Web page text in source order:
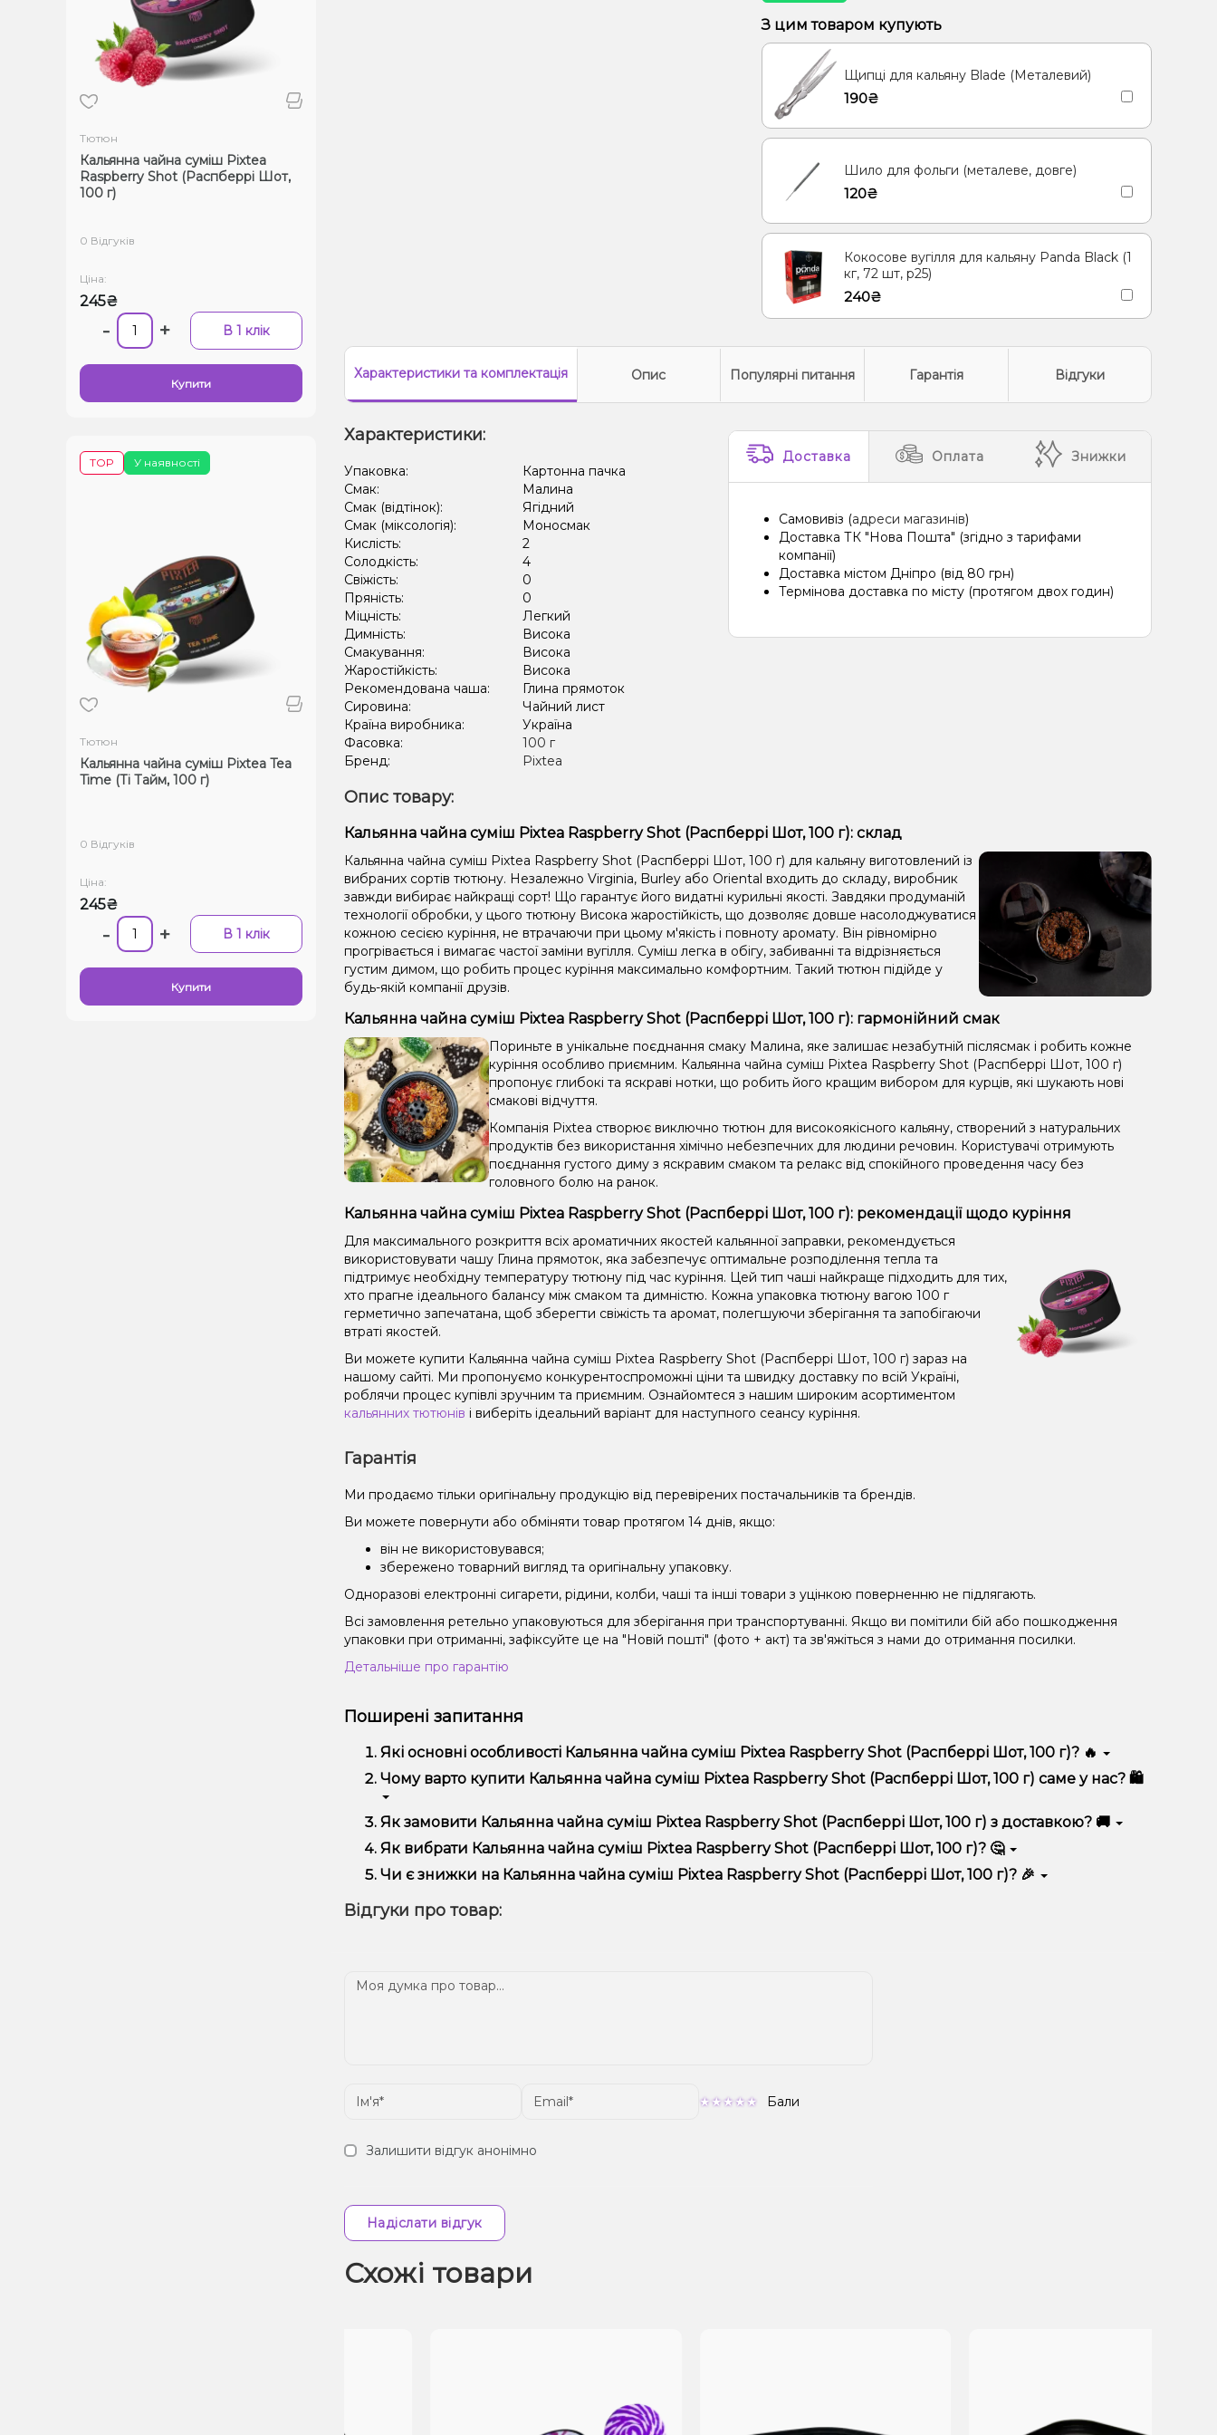
Тютюн
Кальянна чайна суміш Pixtea
Raspberry Shot (Распберрі Шот,
100 г)
0 Відгуків
Ціна:
245₴
- + В 1 клік
Купити
У наявності
TOP
Тютюн
Кальянна чайна суміш Pixtea Tea
Time (Ті Тайм, 100 г)
0 Відгуків
Ціна:
245₴
- + В 1 клік
Купити
З цим товаром купують
Щипці для кальяну Blade (Металевий)
190₴
Шило для фольги (металеве, довге)
120₴
Кокосове вугілля для кальяну Panda Black (1
кг, 72 шт, р25)
240₴
Характеристикита комплектація Опис Популярні питання Гарантія Відгуки
Характеристики:
Упаковка:
Картонна пачка
Смак:
Малина
Смак (відтінок):
Ягідний
Смак (міксологія):
Моносмак
Кислість:
2
Солодкість:
4
Свіжість:
0
Пряність:
0
Міцність:
Легкий
Димність:
Висока
Смакування:
Висока
Жаростійкість:
Висока
Рекомендована чаша:
Глина прямоток
Сировина:
Чайний лист
Країна виробника:
Україна
Фасовка:
100 г
Бренд:
Pixtea
Доставка Оплата Знижки
Самовивіз (адреси магазинів)
Доставка ТК "Нова Пошта" (згідно з тарифами
компанії)
Доставка містом Дніпро (від 80 грн)
Термінова доставка по місту (протягом двох годин)
Опис товару:
Кальянна чайна суміш Pixtea Raspberry Shot (Распберрі Шот, 100 г): склад
Кальянна чайна суміш Pixtea Raspberry Shot (Распберрі Шот, 100 г) для кальяну виготовлений із
вибраних сортів тютюну. Незалежно Virginia, Burley або Oriental входить до складу, виробник
завжди вибирає найкращі сорт! Що гарантує його видатні курильні якості. Завдяки продуманій
технології обробки, у цього тютюну Висока жаростійкість, що дозволяє довше насолоджуватися
кожною сесією куріння, не втрачаючи при цьому м'якість і повноту аромату. Він рівномірно
прогрівається і вимагає частої заміни вугілля. Суміш легка в обігу, забиванні та відрізняється
густим димом, що робить процес куріння максимально комфортним. Такий тютюн підійде у
будь-якій компанії друзів.
Кальянна чайна суміш Pixtea Raspberry Shot (Распберрі Шот, 100 г): гармонійний смак
Пориньте в унікальне поєднання смаку Малина, яке залишає незабутній післясмак і робить кожне
куріння особливо приємним. Кальянна чайна суміш Pixtea Raspberry Shot (Распберрі Шот, 100 г)
пропонує глибокі та яскраві нотки, що робить його кращим вибором для курців, які шукають нові
смакові відчуття.
Компанія Pixtea створює виключно тютюн для високоякісного кальяну, створений з натуральних
продуктів без використання хімічно небезпечних для людини речовин. Користувачі отримують
поєднання густого диму з яскравим смаком та релакс від спокійного проведення часу без
головного болю на ранок.
Кальянна чайна суміш Pixtea Raspberry Shot (Распберрі Шот, 100 г): рекомендації щодо куріння
Для максимального розкриття всіх ароматичних якостей кальянної заправки, рекомендується
використовувати чашу Глина прямоток, яка забезпечує оптимальне розподілення тепла та
підтримує необхідну температуру тютюну під час куріння. Цей тип чаші найкраще підходить для тих,
хто прагне ідеального балансу між смаком та димністю. Кожна упаковка тютюну вагою 100 г
герметично запечатана, щоб зберегти свіжість та аромат, полегшуючи зберігання та запобігаючи
втраті якостей.
Ви можете купити Кальянна чайна суміш Pixtea Raspberry Shot (Распберрі Шот, 100 г) зараз на
нашому сайті. Ми пропонуємо конкурентоспроможні ціни та швидку доставку по всій Україні,
роблячи процес купівлі зручним та приємним. Ознайомтеся з нашим широким асортиментом
кальянних тютюнів і виберіть ідеальний варіант для наступного сеансу куріння.
Гарантія
Ми продаємо тільки оригінальну продукцію від перевірених постачальників та брендів.
Ви можете повернути або обміняти товар протягом 14 днів, якщо:
він не використовувався;
збережено товарний вигляд та оригінальну упаковку.
Одноразові електронні сигарети, рідини, колби, чаші та інші товари з уцінкою поверненню не підлягають.
Всі замовлення ретельно упаковуються для зберігання при транспортуванні. Якщо ви помітили бій або пошкодження
упаковки при отриманні, зафіксуйте це на "Новій пошті" (фото + акт) та зв'яжіться з нами до отримання посилки.
Детальніше про гарантію
Поширені запитання
Які основні особливості Кальянна чайна суміш Pixtea Raspberry Shot (Распберрі Шот, 100 г)? 🔥
Кальянна чайна суміш Pixtea Raspberry Shot (Распберрі Шот, 100 г) відрізняється високою якістю, зручністю
використання та надійністю.
Чому варто купити Кальянна чайна суміш Pixtea Raspberry Shot (Распберрі Шот, 100 г) саме у нас? 🛍️
Ми пропонуємо тільки оригінальну продукцію, широкий асортимент, вигідні ціни та швидку доставку. Крім того, у нас
регулярні акції та знижки для клієнтів!
Як замовити Кальянна чайна суміш Pixtea Raspberry Shot (Распберрі Шот, 100 г) з доставкою? 🚚
Оформити замовлення можна в кілька кліків:
Додайте Кальянна чайна суміш Pixtea Raspberry Shot (Распберрі Шот, 100 г) до кошика.
Виберіть зручний спосіб оплати та доставки.
Як вибрати Кальянна чайна суміш Pixtea Raspberry Shot (Распберрі Шот, 100 г)? 🤔
Вибір залежить від ваших уподобань – наприклад, якщо це кальян, враховуйте розмір, матеріал та тип чаші, якщо
вейп – потужність та смак. Наші менеджери допоможуть підібрати ідеальний варіант.
Чи є знижки на Кальянна чайна суміш Pixtea Raspberry Shot (Распберрі Шот, 100 г)? 🎉
нашому телеграм-каналі, щоб не проґавити вигідні пропозиції!
Відгуки про товар:
Бали
Залишити відгук анонімно
Надіслати відгук
Схожі товари